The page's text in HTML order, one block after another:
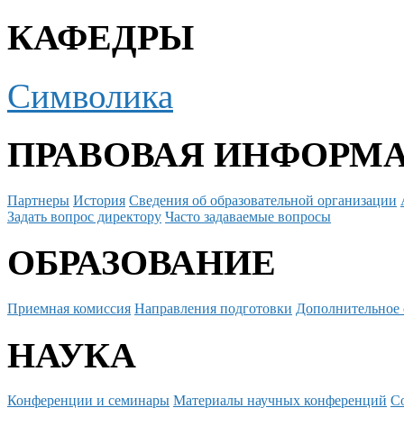
КАФЕДРЫ
Символика
ПРАВОВАЯ
Партнеры История Сведения об образовательной организации
Задать вопрос директору Часто задаваемые вопросы
ОБРАЗОВАНИЕ
Приемная комиссия Направления подготовки Дополнительное
НАУКА
Конференции и семинары Материалы научных конференций